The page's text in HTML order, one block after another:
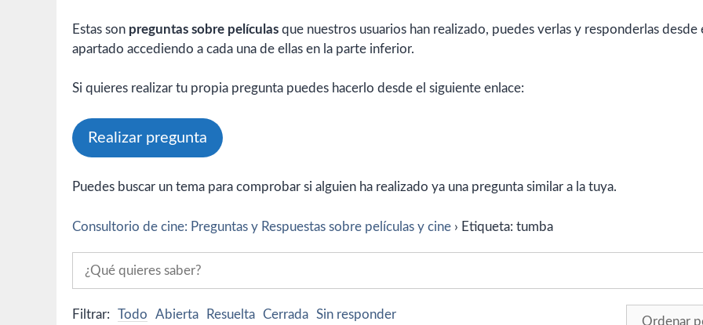
Estas son preguntas sobre películas que nuestros usuarios han realizado, puedes verlas y responderlas desde
apartado accediendo a cada una de ellas en la parte inferior.
Si quieres realizar tu propia pregunta puedes hacerlo desde el siguiente enlace:
Realizar pregunta
Puedes buscar un tema para comprobar si alguien ha realizado ya una pregunta similar a la tuya.
Consultorio de cine: Preguntas y Respuestas sobre películas y cine › Etiqueta: tumba
Filtrar: Todo Abierta Resuelta Cerrada Sin responder